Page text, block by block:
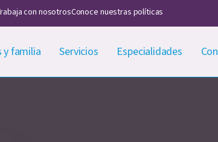
con nosotrosConoce nuestras políticas
y familia Servicios Especialidades